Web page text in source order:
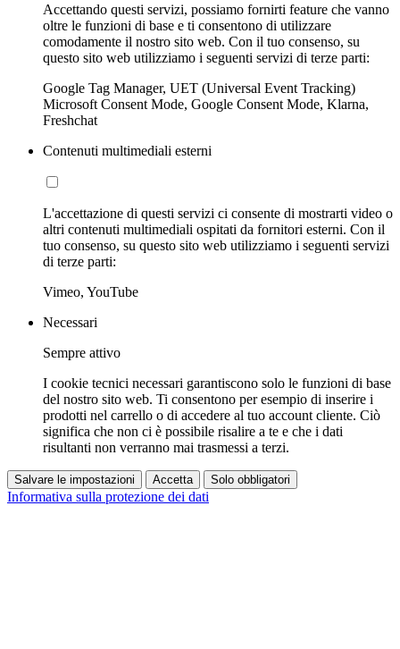
Accettando questi servizi, possiamo fornirti feature che vanno
oltre le funzioni di base e ti consentono di utilizzare
comodamente il nostro sito web. Con il tuo consenso, su
questo sito web utilizziamo i seguenti servizi di terze parti:
Google Tag Manager, UET (Universal Event Tracking)
Microsoft Consent Mode, Google Consent Mode, Klarna,
Freshchat
Contenuti multimediali esterni
L'accettazione di questi servizi ci consente di mostrarti video o
altri contenuti multimediali ospitati da fornitori esterni. Con il
tuo consenso, su questo sito web utilizziamo i seguenti servizi
di terze parti:
Vimeo, YouTube
Necessari
Sempre attivo
I cookie tecnici necessari garantiscono solo le funzioni di base
del nostro sito web. Ti consentono per esempio di inserire i
prodotti nel carrello o di accedere al tuo account cliente. Ciò
significa che non ci è possibile risalire a te e che i dati
risultanti non verranno mai trasmessi a terzi.
Salvare le impostazioni Accetta Solo obbligatori
Informativa sulla protezione dei dati